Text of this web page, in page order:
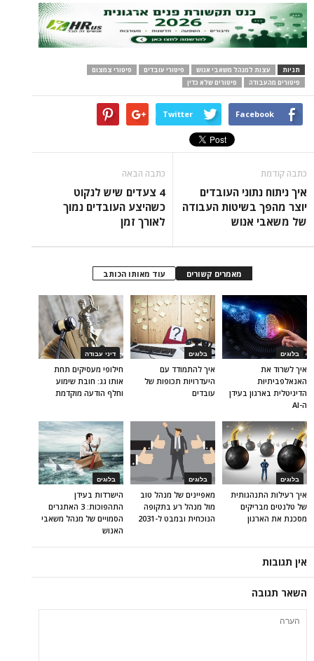
תגיות עצות למנהל משאבי אנוש פיטורי עובדים
פיטורי צמצום
פיטורים מהעבודה
פיטורים שלא כדין
Facebook
Twitter
כתבה קודמת
איך ניתוח נתוני העובדים
יוצר מהפך בשיטות העבודה
של משאבי אנוש
כתבה הבאה
4 צעדים שיש לנקוט
כשהיצע העובדים נמוך
לאורך זמן
מאמרים קשורים עוד מאותו הכותב
דיני עבודה
חילופי מעסיקים תחת
אותו גג: חובת שימוע
וחלף הודעה מוקדמת
בלוגים
איך להתמודד עם
היעדרויות תכופות של
עובדים
בלוגים
איך לשרוד את
האנאלפביתיוּת
הדיגיטלית בארגון בעידן
ה-AI
בלוגים
הישרדות בעידן
התהפוכות: 3 האתגרים
הסמויים של מנהל משאבי
האנוש
בלוגים
מאפיינים של מנהל טוב
מול מנהל רע בתקופה
הנוכחית ובמבט ל-2031
בלוגים
איך רעילות התנהגותית
של טלנטים מבריקים
מסכנת את הארגון
אין תגובות
השאר תגובה